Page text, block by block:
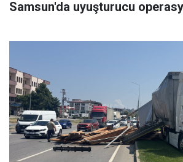
Samsun'da uyuşturucu